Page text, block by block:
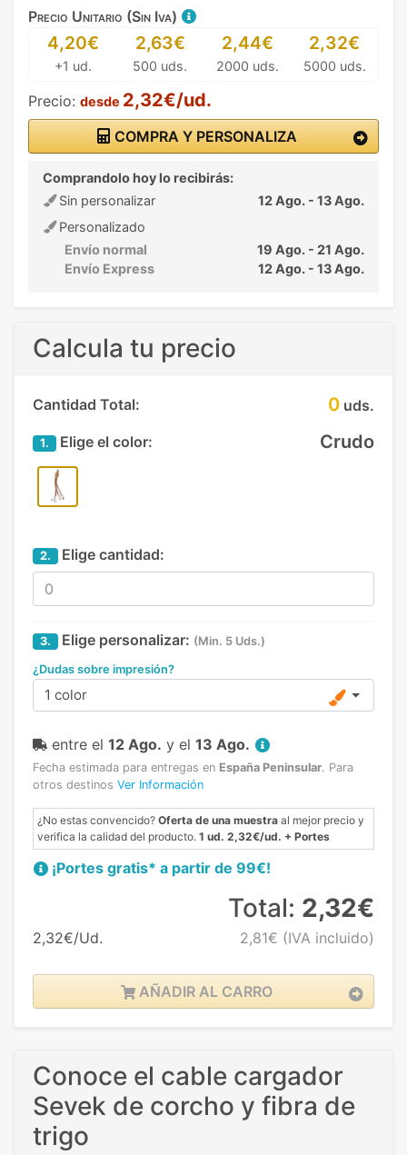
Precio Unitario (Sin Iva)
4,20€
+1 ud.
2,63€
500 uds.
2,44€
2000 uds.
2,32€
5000 uds.
Precio: desde 2,32€/ud.
COMPRA Y PERSONALIZA
Comprandolo hoy lo recibirás:
Sin personalizar
12 Ago. - 13 Ago.
Personalizado
Envío normal
19 Ago. - 21 Ago.
Envío Express
12 Ago. - 13 Ago.
Calcula tu precio
Cantidad Total: 0 uds.
1. Elige el color: Crudo
2. Elige cantidad:
3. Elige personalizar: (Min. 5 Uds.)
¿Dudas sobre impresión?
1 color
entre el 12 Ago. y el 13 Ago.
Fecha estimada para entregas en España Peninsular. Para
otros destinos Ver Información
¿No estas convencido? Oferta de una muestra al mejor precio y
verifica la calidad del producto. 1 ud. 2,32€/ud. + Portes
¡Portes gratis* a partir de 99€!
2,32€/Ud.
Total: 2,32€
2,81€ (IVA incluido)
AÑADIR AL CARRO
Conoce el cable cargador
Sevek de corcho y fibra de
trigo